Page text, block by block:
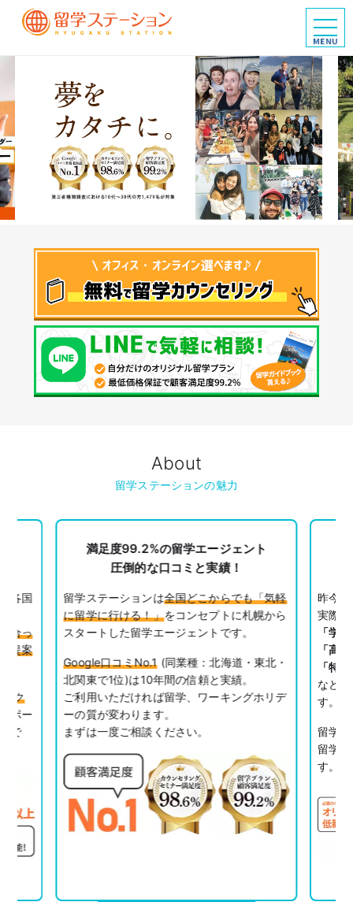
About
留学ステーションの魅力
各国
合っ
提案
ク
ポー
で
満足度99.2%の留学エージェント
圧倒的な口コミと実績！
留学ステーションは全国どこからでも「気軽
に留学に行ける！」をコンセプトに札幌から
スタートした留学エージェントです。
Google口コミNo.1(同業種：北海道・東北・
北関東で1位)は10年間の信頼と実績。
ご利用いただければ留学、ワーキングホリデ
ーの質が変わります。
まずは一度ご相談ください。
昨今
実際
「学
「高
「特
など、
す。
留学
留学
す。